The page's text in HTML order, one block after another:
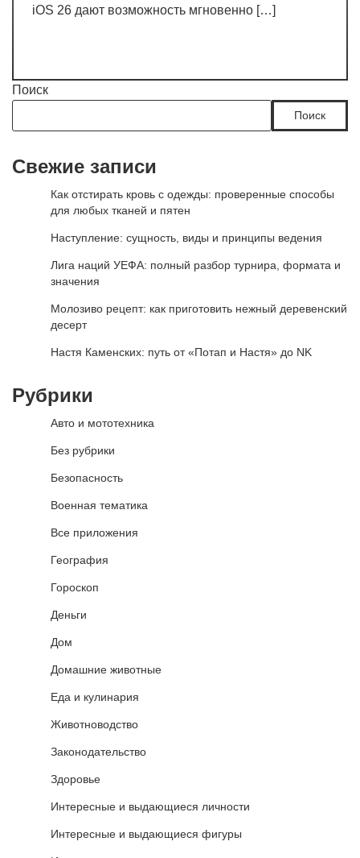
iOS 26 дают возможность мгновенно […]
Поиск
Поиск
Свежие записи
Как отстирать кровь с одежды: проверенные способы
для любых тканей и пятен
Наступление: сущность, виды и принципы ведения
Лига наций УЕФА: полный разбор турнира, формата и
значения
Молозиво рецепт: как приготовить нежный деревенский
десерт
Настя Каменских: путь от «Потап и Настя» до NK
Рубрики
Авто и мототехника
Без рубрики
Безопасность
Военная тематика
Все приложения
География
Гороскоп
Деньги
Дом
Домашние животные
Еда и кулинария
Животноводство
Законодательство
Здоровье
Интересные и выдающиеся личности
Интересные и выдающиеся фигуры